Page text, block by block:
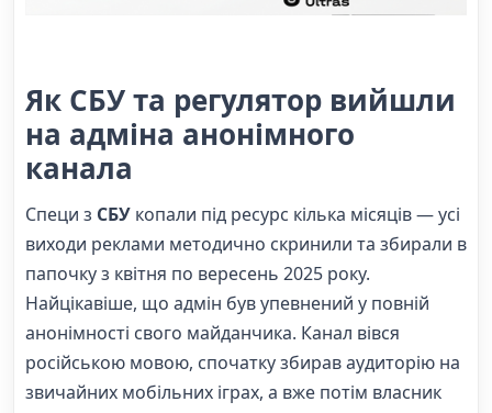
Як СБУ та регулятор вийшли
на адміна анонімного
канала
Специ з СБУ копали під ресурс кілька місяців — усі
виходи реклами методично скринили та збирали в
папочку з квітня по вересень 2025 року.
Найцікавіше, що адмін був упевнений у повній
анонімності свого майданчика. Канал вівся
російською мовою, спочатку збирав аудиторію на
звичайних мобільних іграх, а вже потім власник